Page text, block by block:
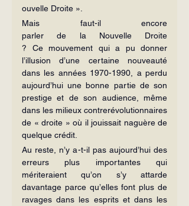
ouvelle Droite ».
Mais faut-il encore
parler de la Nouvelle Droite
? Ce mouvement qui a pu donner
l’illusion d’une certaine nouveauté
dans les années 1970-1990, a perdu
aujourd’hui une bonne partie de son
prestige et de son audience, même
dans les milieux contrerévolutionnaires
de « droite » où il jouissait naguère de
quelque crédit.
Au reste, n’y a-t-il pas aujourd’hui des
erreurs plus importantes qui
mériteraient qu’on s’y attarde
davantage parce qu’elles font plus de
ravages dans les esprits et dans les